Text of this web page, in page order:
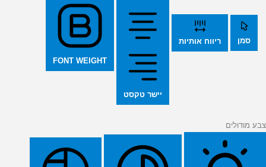
סמן ריווח אותיות
יישר טקסט
FONT WEIGHT
צבע מודולים